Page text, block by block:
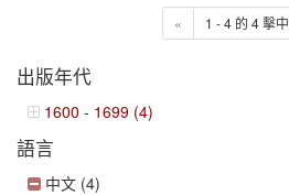
« 1 - 4 的 4 擊中
出版年代
1600 - 1699 (4)
語言
中文 (4)